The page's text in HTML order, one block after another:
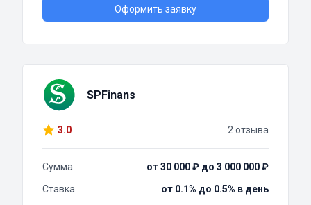
Оформить заявку
SPFinans
3.0 2 отзыва
Сумма
от 30 000 ₽ до 3 000 000 ₽
Ставка
от 0.1% до 0.5% в день